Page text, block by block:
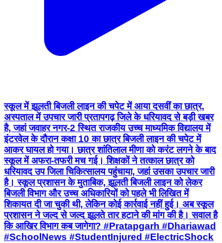
स्कूल में झूलती बिजली लाइन की चपेट में आया दसवीं का छात्र,
अस्पताल में उपचार जारी प्रतापगढ़ जिले के धरियावद से बड़ी खबर
है, जहां जवाहर नगर-2 स्थित राजकीय उच्च माध्यमिक विद्यालय में
इंटरवेल के दौरान कक्षा 10 का छात्र बिजली लाइन की चपेट में
आकर घायल हो गया। छात्र शांतिलाल मीणा को करंट लगने के बाद
स्कूल में अफरा-तफरी मच गई। शिक्षकों ने तत्काल छात्र को
धरियावद उप जिला चिकित्सालय पहुंचाया, जहां उसका उपचार जारी
है। स्कूल प्रशासन के मुताबिक, झूलती बिजली लाइन को लेकर
बिजली विभाग और उच्च अधिकारियों को पहले भी लिखित में
शिकायत दी जा चुकी थी, लेकिन कोई कार्रवाई नहीं हुई। अब स्कूल
प्रशासन ने जल्द से जल्द झूलते तार हटाने की मांग की है। सवाल है
कि आखिर विभाग कब जागेगा? #Pratapgarh #Dhariawad
#SchoolNews #StudentInjured #ElectricShock